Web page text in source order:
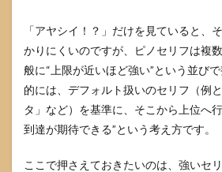
矛盾
の具
体例
と優
動
期待
ぎを
「アヤシイ！？」だけを見ていると、
かりにくいのですが、ピノセリフは複
般に“上限が近いほど強い”という並び
的には、デフォルト扱いのセリフ（例
タ」など）を基準に、そこから上位へ
到達が期待できる”という考え方です。
ここで押さえておきたいのは、強いセ